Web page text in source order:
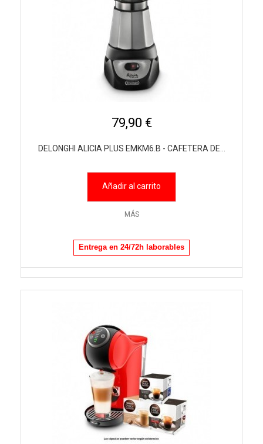
79,90 €
DELONGHI ALICIA PLUS EMKM6.B - CAFETERA DE...
Añadir al carrito
MÁS
Entrega en 24/72h laborables